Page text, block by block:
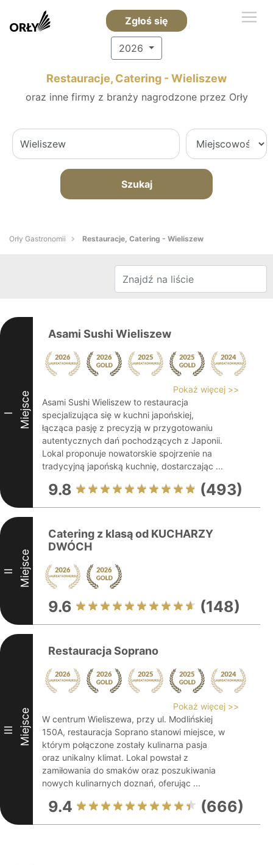
Zgłoś się
2026
Restauracje, Catering - Wieliszew
oraz inne firmy z branży nagrodzone przez Orły
Szukaj
Orły Gastronomii Restauracje, Catering - Wieliszew
I Miejsce
Asami Sushi Wieliszew
Pokaż więcej >>
Asami Sushi Wieliszew to restauracja
specjalizująca się w kuchni japońskiej,
łącząca pasję z precyzją w przygotowaniu
autentycznych dań pochodzących z Japonii.
Lokal proponuje nowatorskie spojrzenie na
tradycyjną japońską kuchnię, dostarczając ...
9.8 (493)
II Miejsce
Catering z klasą od KUCHARZY
DWÓCH
9.6 (148)
III Miejsce
Restauracja Soprano
Pokaż więcej >>
W centrum Wieliszewa, przy ul. Modlińskiej
150A, restauracja Soprano stanowi miejsce, w
którym połączone zostały kulinarna pasja
oraz unikalny klimat. Lokal powstał z
zamiłowania do smaków oraz poszukiwania
nowych kulinarnych doznań, oferując ...
9.4 (666)